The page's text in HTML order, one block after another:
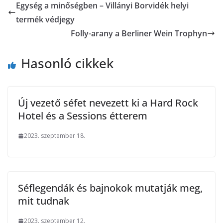
Egység a minőségben – Villányi Borvidék helyi
termék védjegy
Folly-arany a Berliner Wein Trophyn
Hasonló cikkek
Új vezető séfet nevezett ki a Hard Rock
Hotel és a Sessions étterem
2023. szeptember 18.
Séflegendák és bajnokok mutatják meg,
mit tudnak
2023. szeptember 12.